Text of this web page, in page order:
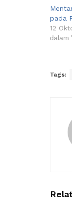
pada
12
dalam
Tags: